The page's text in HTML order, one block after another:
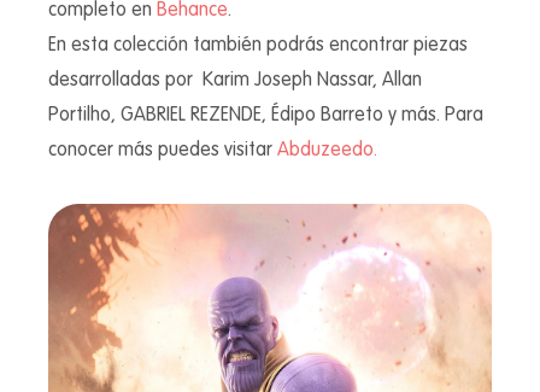
completo en Behance.
En esta colección también podrás encontrar piezas
desarrolladas por
Karim Joseph Nassar, Allan
Portilho, GABRIEL REZENDE, Édipo Barreto y más. Para
conocer más puedes visitar Abduzeedo.